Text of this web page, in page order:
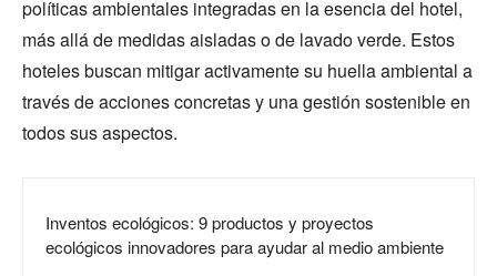
políticas ambientales integradas en la esencia del hotel,
más allá de medidas aisladas o de lavado verde. Estos
hoteles buscan mitigar activamente su huella ambiental a
través de acciones concretas y una gestión sostenible en
todos sus aspectos.
Inventos ecológicos: 9 productos y proyectos
ecológicos innovadores para ayudar al medio ambiente